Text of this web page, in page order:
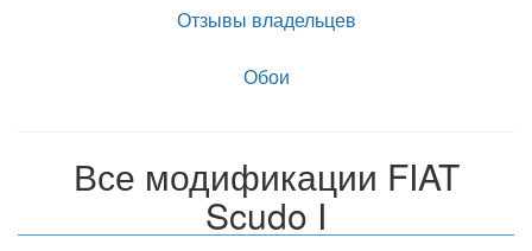
Отзывы владельцев
Обои
Все модификации FIAT
Scudo I